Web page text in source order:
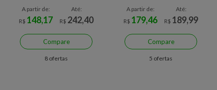
A partir de:
R$ 148,17
Até:
R$ 242,40
Compare
8 ofertas
A partir de:
R$ 179,46
Até:
R$ 189,99
Compare
5 ofertas